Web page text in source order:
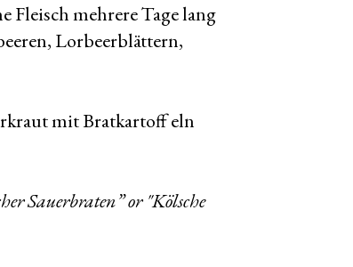
Fleisch mehrere Tage lang
Lorbeerblättern,
mit Bratkartoff eln
Sauerbraten” or "Kölsche